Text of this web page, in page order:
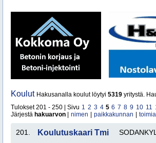
Koulut Hakusanalla koulut löytyi 5319 yritystä.
Tulokset 201 - 250 | Sivu 1 2 3 4 5 6 7 8 9 10 11
Järjestä hakuarvon nimen paikkakunnan
201. Koulutuskaari Tmi